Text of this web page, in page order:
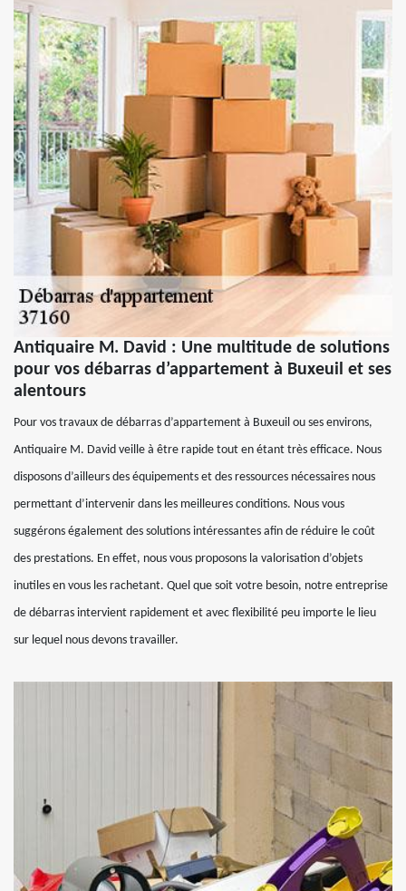
Antiquaire M. David : Une multitude de solutions
pour vos débarras d’appartement à Buxeuil et ses
alentours
Pour vos travaux de débarras d’appartement à Buxeuil ou ses environs,
Antiquaire M. David veille à être rapide tout en étant très efficace. Nous
disposons d’ailleurs des équipements et des ressources nécessaires nous
permettant d’intervenir dans les meilleures conditions. Nous vous
suggérons également des solutions intéressantes afin de réduire le coût
des prestations. En effet, nous vous proposons la valorisation d’objets
inutiles en vous les rachetant. Quel que soit votre besoin, notre entreprise
de débarras intervient rapidement et avec flexibilité peu importe le lieu
sur lequel nous devons travailler.